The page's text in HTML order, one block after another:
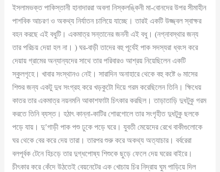
ইসলামভক্ত পাকিস্তানী হানাদাররা অবলা নিস্কলঙ্কিনী মা-বোনদের উপর সীমাহীন
পাশবিক আচরণ ও অকথ্য নির্যাতন চালিয়ে যাচ্ছে। তারই একটি উজ্জ্বল স্বাক্ষর
বহন করছে এই বধুটি। একমাত্র সন্তানের জননী এই বধু। (নগ্নাবস্থার জন্য
তার পরিচয় দেয়া হল না। ) ঘর-বাড়ী তাদের বহু পূর্বেই পাক সদস্যরা ধ্বংস করে
দেয়ায় গ্রামের অন্যান্যদের সাথে তার পরিবারও আশ্রয় নিয়েছিলেন একটি
স্কুলগৃহে। খাবার সংস্থানও নেই। সারাদিন অনাহারে থেকে বহু কষ্টে ৬ মাসের
শিশুর জন্য একটু দুধ সংগ্রহ করে খড়কুটো দিয়ে গরম করেছিলেন তিনি। ক্ষিধেয়
কাতর তার একমাত্র নয়নমনি আকাশফাটা চিৎকার করছিল। তাড়াতাড়ি দুধটুকু গরম
করতে তিনি ব্যস্ত। হঠাৎ কান্না-কাটির শোরগোলে তার সংগৃহীত দুধটুকু ছলকে
পড়ে যায়। দু’গাড়ী পাক পশু ঢুকে পড়ে ঘরে। যুবতী মেয়েদের রেখে বাকীগুলোকে
ঘর থেকে বের করে দেয় তারা। তারপর শুরু করে অকথ্য অত্যাচার। বর্বরেরা
বলপূর্বক টেনে হিচড়ে তার দুগ্ধপোষ্য শিশুকে ছুড়ে ফেলে দেয় ঘরের বাইরে।
চীৎকার করে কেঁদে উঠতেই বেয়নেটের এক খোচায় চির নিদ্রায় ঘুম পাড়িয়ে দিল